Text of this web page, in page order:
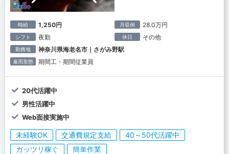
時給 1,250円 月収例 28.0万円
シフト 夜勤 休日 その他
勤務地 神奈川県海老名市｜さがみ野駅
雇用形態 期間工・期間従業員
20代活躍中
男性活躍中
Web面接実施中
未経験OK 交通費規定支給
40～50代活躍中
ガッツリ稼ぐ
簡単作業